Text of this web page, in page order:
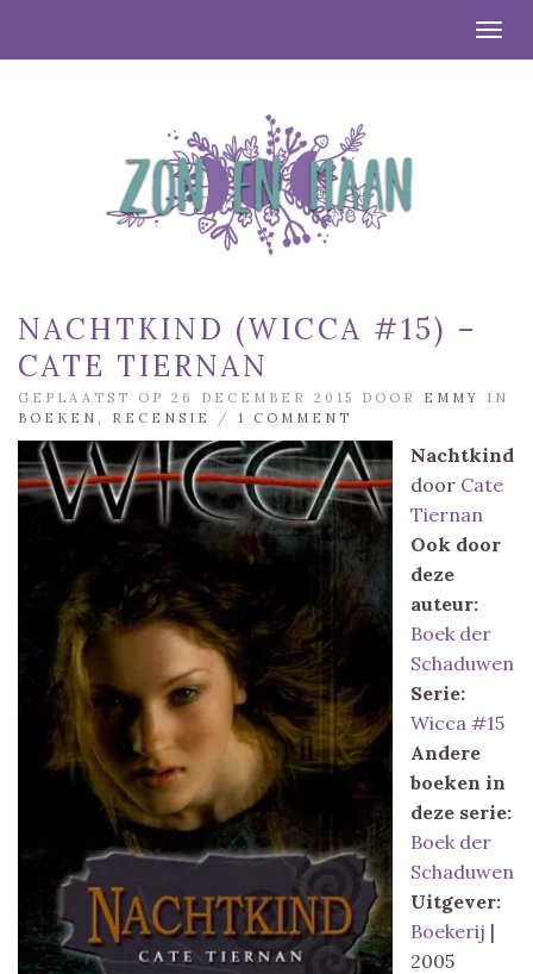
NACHTKIND (WICCA #15) –
CATE TIERNAN
GEPLAATST OP 26 DECEMBER 2015 DOOR EMMY
IN
BOEKEN
RECENSIE / 1 COMMENT
Nachtkind
door Cate
Tiernan
Ook door
deze
auteur:
Boek der
Schaduwen
Serie:
Wicca #15
Andere
boeken in
deze serie:
Boek der
Schaduwen
Uitgever:
Boekerij |
2005